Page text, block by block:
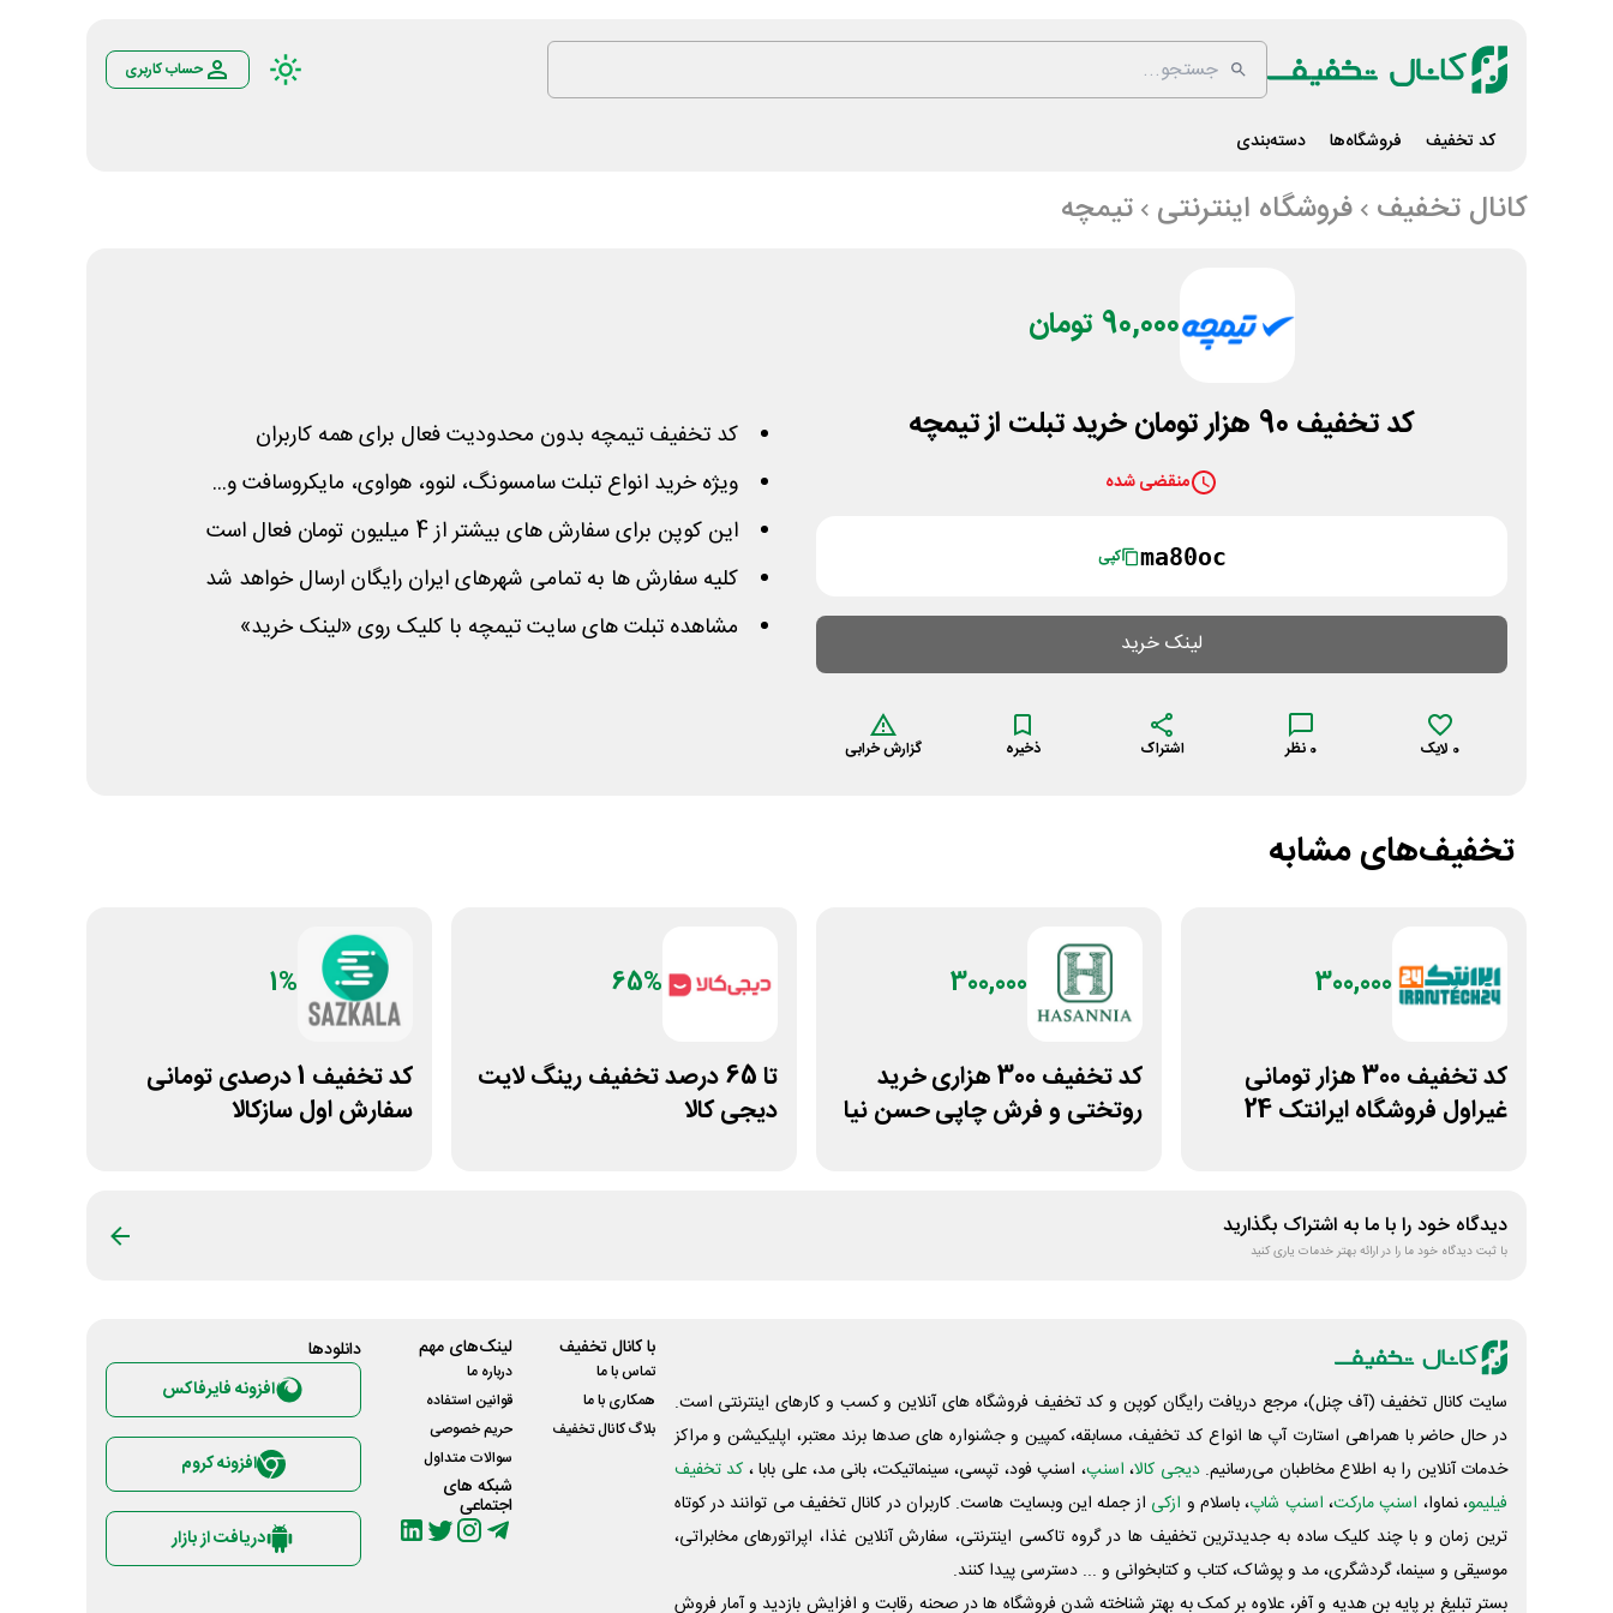
حساب کاربری
کد تخفیف فروشگاه‌ها دسته‌بندی
کانال تخفیف فروشگاه اینترنتی تیمچه
90,000 تومان
کد تخفیف 90 هزار تومان خرید تبلت از تیمچه
منقضی شده
ma80oc کپی
لینک خرید
0 لایک 0 نظر اشتراک ذخیره گزارش خرابی
کد تخفیف تیمچه بدون محدودیت فعال برای همه کاربران
ویژه خرید انواع تبلت سامسونگ، لنوو، هواوی، مایکروسافت و...
این کوپن برای سفارش های بیشتر از 4 میلیون تومان فعال است
کلیه سفارش ها به تمامی شهرهای ایران رایگان ارسال خواهد شد
مشاهده تبلت های سایت تیمچه با کلیک روی «لینک خرید»
تخفیف‌های مشابه
300,000
کد تخفیف 300 هزار تومانی
غیراول فروشگاه ایرانتک 24
300,000
کد تخفیف 300 هزاری خرید
روتختی و فرش چاپی حسن نیا
65%
تا 65 درصد تخفیف رینگ لایت
دیجی کالا
1%
کد تخفیف 1 درصدی تومانی
سفارش اول سازکالا
دیدگاه خود را با ما به اشتراک بگذارید
با ثبت دیدگاه خود ما را در ارائه بهتر خدمات یاری کنید
سایت کانال تخفیف (آف چنل)، مرجع دریافت رایگان کوپن و کد تخفیف فروشگاه های آنلاین و کسب و‌ کارهای اینترنتی است.
در حال حاضر با همراهی استارت آپ ها انواع کد تخفیف، مسابقه، کمپین و جشنواره های صدها برند معتبر، اپلیکیشن و مراکز
خدمات آنلاین را به اطلاع مخاطبان می‌رسانیم. دیجی کالا، اسنپ، اسنپ فود، تپسی، سینماتیکت، بانی مد، علی‌ بابا ، کد تخفیف
فیلیمو، نماوا، اسنپ مارکت، اسنپ شاپ، باسلام و ازکی از جمله این وبسایت ‌هاست. کاربران در کانال تخفیف می توانند در کوتاه
ترین زمان و با چند کلیک ساده به جدیدترین تخفیف ها در گروه تاکسی اینترنتی، سفارش آنلاین غذا، اپراتورهای مخابراتی،
موسیقی و سینما، گردشگری، مد و پوشاک، کتاب و کتابخوانی و ... دسترسی پیدا کنند.
بستر تبلیغ بر پایه بن هدیه و آفر، علاوه بر کمک به بهتر شناخته شدن فروشگاه ها در صحنه رقابت و افزایش بازدید و آمار فروش
با کانال تخفیف
تماس با ما
همکاری با ما
بلاگ کانال تخفیف
لینک‌های مهم
درباره ما
قوانین استفاده
حریم خصوصی
سوالات متداول
شبکه های
اجتماعی
دانلود‌ها
افزونه فایرفاکس
افزونه کروم
دریافت از بازار